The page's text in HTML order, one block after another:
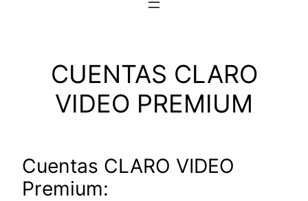
CUENTAS CLARO
VIDEO PREMIUM
Cuentas CLARO VIDEO
Premium: